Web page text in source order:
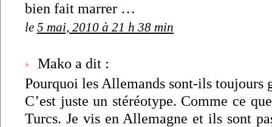
bien fait marrer …
le 5 mai, 2010 à 21 h 38 min
Mako a dit :
Pourquoi les Allemands sont-ils toujours
C’est juste un stéréotype. Comme ce
Turcs. Je vis en Allemagne et ils sont